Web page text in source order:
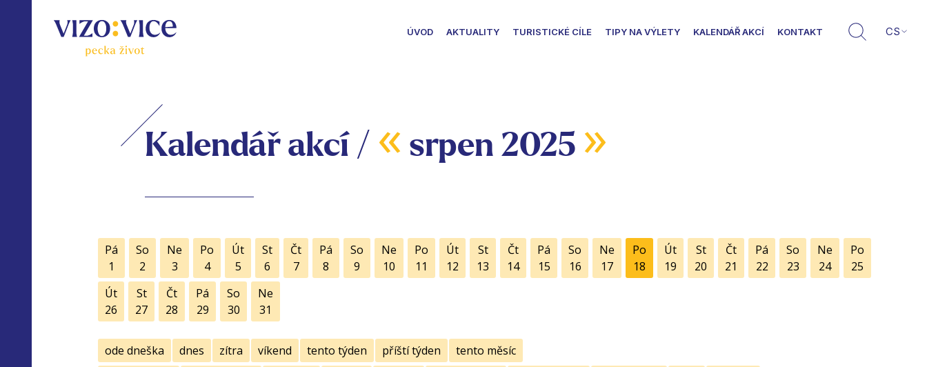
ÚVOD AKTUALITY TURISTICKÉ CÍLE TIPY NA VÝLETY KALENDÁŘ AKCÍ KONTAKT CS
Kalendář akcí / « srpen 2025 »
Pá
1
So
2
Ne
3
Po
4
Út
5
St
6
Čt
7
Pá
8
So
9
Ne
10
Po
11
Út
12
St
13
Čt
14
Pá
15
So
16
Ne
17
Po
18
Út
19
St
20
Čt
21
Pá
22
So
23
Ne
24
Po
25
Út
26
St
27
Čt
28
Pá
29
So
30
Ne
31
ode dneška dnes zítra víkend tento týden příští týden
tento měsíc